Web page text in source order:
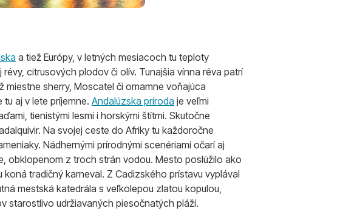
a tiež Európy, v letných mesiacoch tu teploty
citrusových plodov či olív. Tunajšia vínna réva patrí
miestne sherry, Moscatel či omamne voňajúca
aj v lete príjemne. Andalúzska príroda je veľmi
tienistými lesmi i horskými štítmi. Skutočne
Na svojej ceste do Afriky tu každoročne
Nádhernými prírodnými scenériami očarí aj
obklopenom z troch strán vodou. Mesto poslúžilo ako
tradičný karneval. Z Cadizského prístavu vyplával
mestská katedrála s veľkolepou zlatou kopulou,
starostlivo udržiavaných piesočnatých pláží.